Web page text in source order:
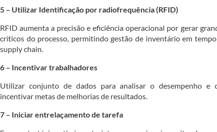
5 – Utilizar Identificação por radiofrequência (RFID)
RFID aumenta a precisão e eficiência operacional por gerar
críticos do processo, permitindo gestão de inventário em
supply chain.
6 – Incentivar trabalhadores
Utilizar conjunto de dados para analisar o desempenho e
incentivar metas de melhorias de resultados.
7 – Iniciar entrelaçamento de tarefa